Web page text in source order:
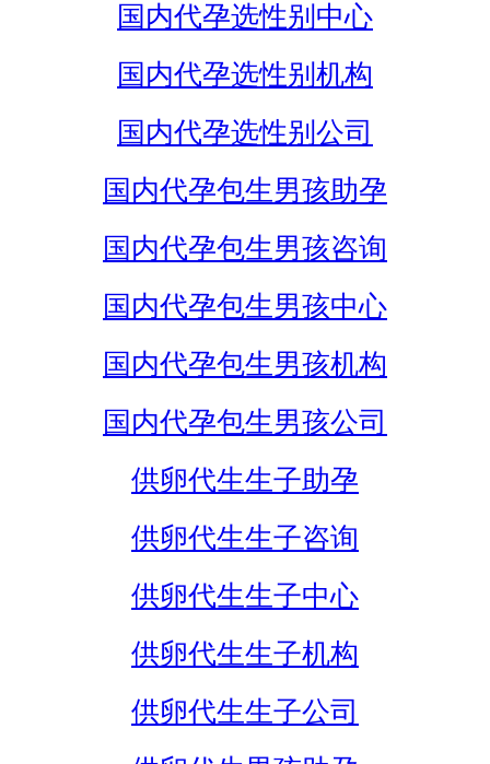
国内代孕选性别中心
国内代孕选性别机构
国内代孕选性别公司
国内代孕包生男孩助孕
国内代孕包生男孩咨询
国内代孕包生男孩中心
国内代孕包生男孩机构
国内代孕包生男孩公司
供卵代生生子助孕
供卵代生生子咨询
供卵代生生子中心
供卵代生生子机构
供卵代生生子公司